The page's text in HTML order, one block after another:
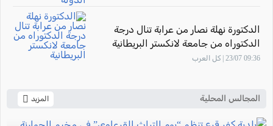
الدكتورة نهلة نصار من عرابة تنال درجة
الدكتوراه من جامعة لانكستر البريطانية
09:36 23/07 | كل العرب
المجالس المحلية المزيد